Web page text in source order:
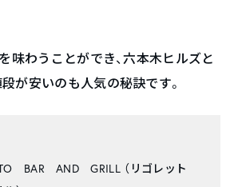
味わうことができ、六本木ヒルズと
が安いのも人気の秘訣です。
BAR AND GRILL （リゴレット